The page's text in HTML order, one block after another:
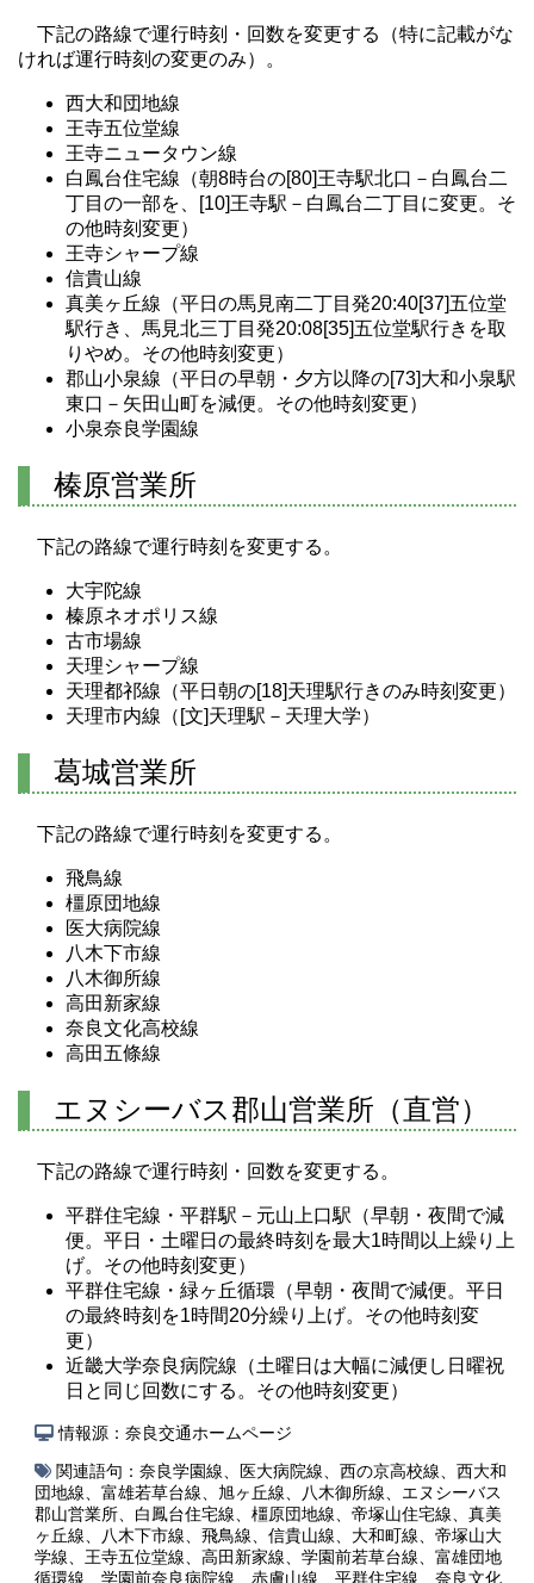
下記の路線で運行時刻・回数を変更する（特に記載がな
ければ運行時刻の変更のみ）。
西大和団地線
王寺五位堂線
王寺ニュータウン線
白鳳台住宅線（朝8時台の[80]王寺駅北口－白鳳台二
丁目の一部を、[10]王寺駅－白鳳台二丁目に変更。そ
の他時刻変更）
王寺シャープ線
信貴山線
真美ヶ丘線（平日の馬見南二丁目発20:40[37]五位堂
駅行き、馬見北三丁目発20:08[35]五位堂駅行きを取
りやめ。その他時刻変更）
郡山小泉線（平日の早朝・夕方以降の[73]大和小泉駅
東口－矢田山町を減便。その他時刻変更）
小泉奈良学園線
榛原営業所
下記の路線で運行時刻を変更する。
大宇陀線
榛原ネオポリス線
古市場線
天理シャープ線
天理都祁線（平日朝の[18]天理駅行きのみ時刻変更）
天理市内線（[文]天理駅－天理大学）
葛城営業所
下記の路線で運行時刻を変更する。
飛鳥線
橿原団地線
医大病院線
八木下市線
八木御所線
高田新家線
奈良文化高校線
高田五條線
エヌシーバス郡山営業所（直営）
下記の路線で運行時刻・回数を変更する。
平群住宅線・平群駅－元山上口駅（早朝・夜間で減
便。平日・土曜日の最終時刻を最大1時間以上繰り上
げ。その他時刻変更）
平群住宅線・緑ヶ丘循環（早朝・夜間で減便。平日
の最終時刻を1時間20分繰り上げ。その他時刻変
更）
近畿大学奈良病院線（土曜日は大幅に減便し日曜祝
日と同じ回数にする。その他時刻変更）
情報源：奈良交通ホームページ
関連語句： 奈良学園線 医大病院線 西の京高校線
西大和
団地線
富雄若草台線 旭ヶ丘線 八木御所線
エヌシーバス
郡山営業所
白鳳台住宅線 橿原団地線 帝塚山住宅線
真美
ヶ丘線
八木下市線 飛鳥線 信貴山線 大和町線
帝塚山大
学線
王寺五位堂線 高田新家線 学園前若草台線
富雄団地
循環線
学園前奈良病院線 赤膚山線 平群住宅線 奈良文化